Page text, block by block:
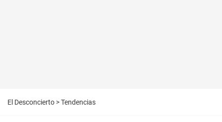
El Desconcierto >Tendencias